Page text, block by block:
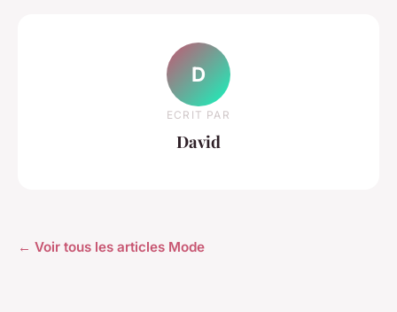
D
ECRIT PAR
David
← Voir tous les articles Mode